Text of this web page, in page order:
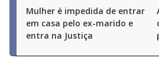
Mulher é impedida de entrar
em casa pelo ex-marido e
entra na Justiça